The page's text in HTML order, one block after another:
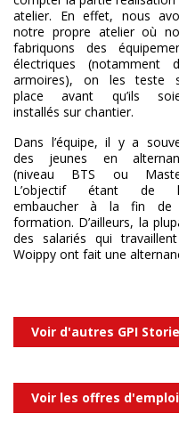
atelier. En effet, nous
notre propre atelier où
fabriquons des
électriques (notamment
armoires), on les teste
place avant qu’ils
installés sur chantier.
Dans l’équipe, il y a
des jeunes en
(niveau BTS ou
L’objectif étant de
embaucher à la fin de
formation. D’ailleurs, la
des salariés qui
Woippy ont fait une
Voir d'autres GPI
Voir les offres